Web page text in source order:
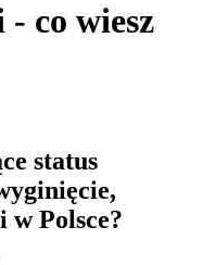
co wiesz
status
w Polsce?